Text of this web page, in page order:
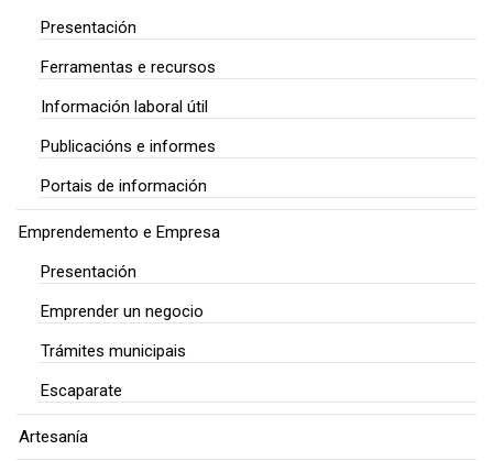
Presentación
Ferramentas e recursos
Información laboral útil
Publicacións e informes
Portais de información
Emprendemento e Empresa
Presentación
Emprender un negocio
Trámites municipais
Escaparate
Artesanía